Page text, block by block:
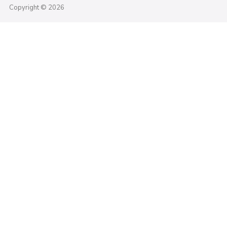
Copyright © 2026